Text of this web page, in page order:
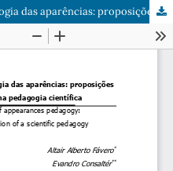
Bachelard e a negação à pedagogia das aparências: proposições para a construção de uma pedagogia científica